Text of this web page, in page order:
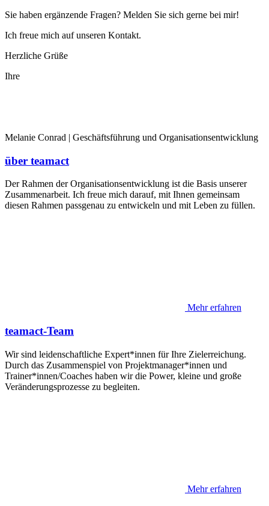
Sie haben ergänzende Fragen? Melden Sie sich gerne bei mir!
Ich freue mich auf unseren Kontakt.
Herzliche Grüße
Ihre
Melanie Conrad | Geschäftsführung und Organisationsentwicklung
über teamact
Der Rahmen der Organisationsentwicklung ist die Basis unserer
Zusammenarbeit. Ich freue mich darauf, mit Ihnen gemeinsam
diesen Rahmen passgenau zu entwickeln und mit Leben zu füllen.
Mehr erfahren
teamact-Team
Wir sind leidenschaftliche Expert*innen für Ihre Zielerreichung.
Durch das Zusammenspiel von Projektmanager*innen und
Trainer*innen/Coaches haben wir die Power, kleine und große
Veränderungsprozesse zu begleiten.
Mehr erfahren